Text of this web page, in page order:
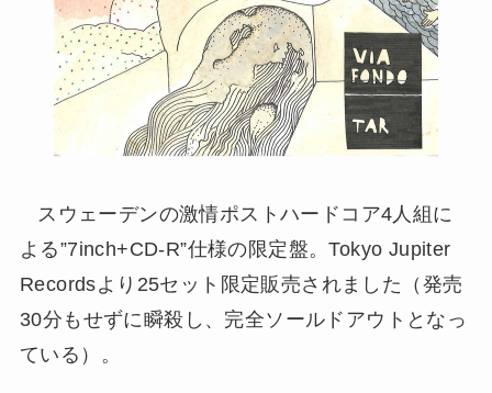
スウェーデンの激情ポストハードコア4人組に
よる”7inch+CD-R”仕様の限定盤。Tokyo Jupiter
Recordsより25セット限定販売されました（発売
30分もせずに瞬殺し、完全ソールドアウトとなっ
ている）。